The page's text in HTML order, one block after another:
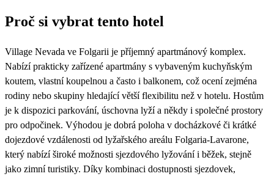
Proč si vybrat tento hotel
Village Nevada ve Folgarii je příjemný apartmánový komplex.
Nabízí prakticky zařízené apartmány s vybaveným kuchyňským
koutem, vlastní koupelnou a často i balkonem, což ocení zejména
rodiny nebo skupiny hledající větší flexibilitu než v hotelu. Hostům
je k dispozici parkování, úschovna lyží a někdy i společné prostory
pro odpočinek. Výhodou je dobrá poloha v docházkové či krátké
dojezdové vzdálenosti od lyžařského areálu Folgaria-Lavarone,
který nabízí široké možnosti sjezdového lyžování i běžek, stejně
jako zimní turistiky. Díky kombinaci dostupnosti sjezdovek,